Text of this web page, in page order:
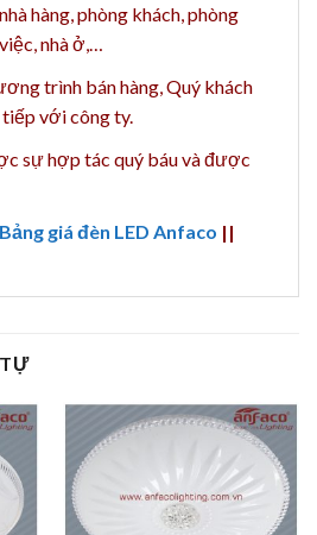
hàng, phòng khách, phòng
nhà ở,…
trình bán hàng,Quý khách
với công ty.
sự hợp tác quý báu và được
giá đèn LED Anfaco ||